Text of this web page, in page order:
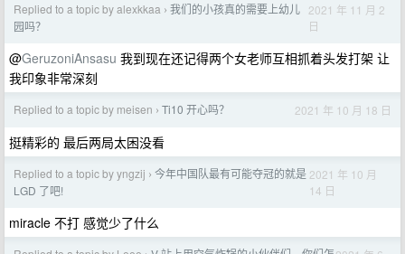
Replied to a topic by alexkkaa › 我们的小孩真的需要上幼儿
园吗？
2021 年 11 月 2
日
@GeruzoniAnsasu 我到现在还记得两个女老师互相抓着头发打架 让
我印象非常深刻
Replied to a topic by meisen › Ti10 开心吗？ 2021 年 10 月 18 日
挺精彩的 最后两局太困没看
Replied to a topic by yngzij › 今年中国队最有可能夺冠的就是
LGD 了吧!
2021 年 10 月
14 日
miracle 不打 感觉少了什么